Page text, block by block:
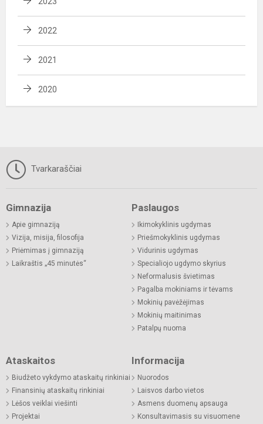
2022
2021
2020
Tvarkaraščiai
Gimnazija
Apie gimnaziją
Vizija, misija, filosofija
Priėmimas į gimnaziją
Laikraštis „45 minutės“
Paslaugos
Ikimokyklinis ugdymas
Priešmokyklinis ugdymas
Vidurinis ugdymas
Specialiojo ugdymo skyrius
Neformalusis švietimas
Pagalba mokiniams ir tėvams
Mokinių pavėžėjimas
Mokinių maitinimas
Patalpų nuoma
Ataskaitos
Biudžeto vykdymo ataskaitų rinkiniai
Finansinių ataskaitų rinkiniai
Lėšos veiklai viešinti
Projektai
Informacija
Nuorodos
Laisvos darbo vietos
Asmens duomenų apsauga
Konsultavimasis su visuomene